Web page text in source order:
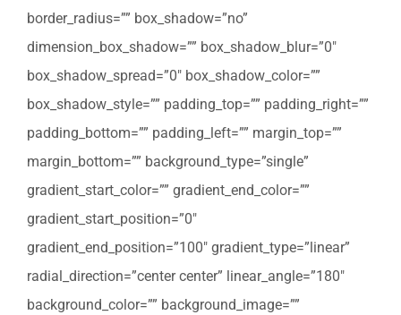
border_radius=”” box_shadow=”no”
dimension_box_shadow=”” box_shadow_blur=”0″
box_shadow_spread=”0″ box_shadow_color=””
box_shadow_style=”” padding_top=”” padding_right=””
padding_bottom=”” padding_left=”” margin_top=””
margin_bottom=”” background_type=”single”
gradient_start_color=”” gradient_end_color=””
gradient_start_position=”0″
gradient_end_position=”100″ gradient_type=”linear”
radial_direction=”center center” linear_angle=”180″
background_color=”” background_image=””